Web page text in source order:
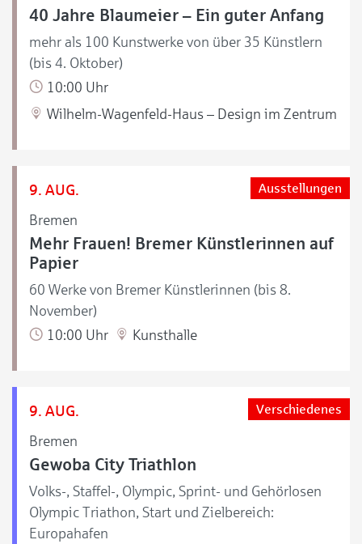
40 Jahre Blaumeier – Ein guter Anfang
mehr als 100 Kunstwerke von über 35 Künstlern
(bis 4. Oktober)
10:00 Uhr
Wilhelm-Wagenfeld-Haus – Design im Zentrum
9. AUG.
Bremen
Ausstellungen
Mehr Frauen! Bremer Künstlerinnen auf
Papier
60 Werke von Bremer Künstlerinnen (bis 8.
November)
10:00 Uhr
Kunsthalle
9. AUG.
Bremen
Verschiedenes
Gewoba City Triathlon
Volks-, Staffel-, Olympic, Sprint- und Gehörlosen
Olympic Triathon, Start und Zielbereich:
Europahafen